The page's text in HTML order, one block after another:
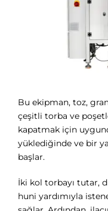
Bu ekipman, toz,
çeşitli torba ve
kapatmak için
yüklediğinde ve bir
başlar.
İki kol torbayı tutar,
huni yardımıyla